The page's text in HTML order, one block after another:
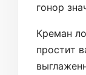
гонор
Креман
простит